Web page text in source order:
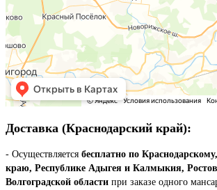
Доставка (Краснодарский край):
- Осуществляется бесплатно по
краю, Республике Адыгея и Калмыкия,
Волгоградской области при заказе одного